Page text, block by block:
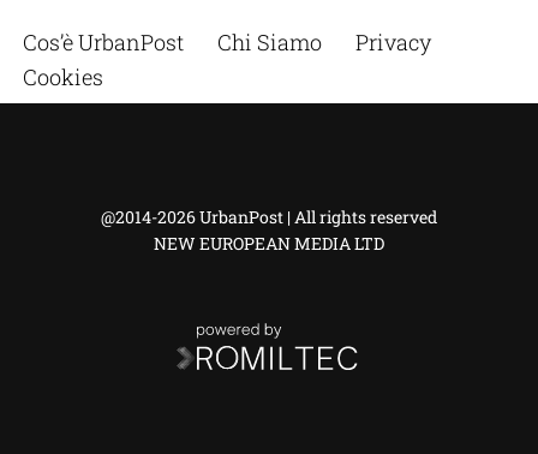
Cos’è UrbanPost Chi Siamo
Privacy
Cookies
@2014-2026 UrbanPost | All rights reserved
NEW EUROPEAN MEDIA LTD